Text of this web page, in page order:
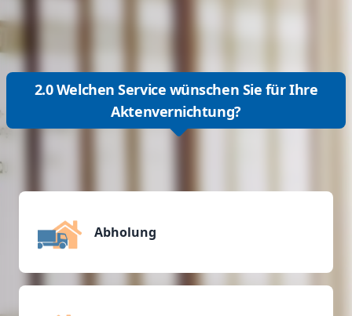
2.0 Welchen Service wünschen Sie für Ihre
Aktenvernichtung?
Abholung